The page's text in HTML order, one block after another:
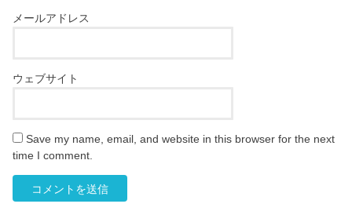
メールアドレス
ウェブサイト
Save my name, email, and website in this browser for the next
time I comment.